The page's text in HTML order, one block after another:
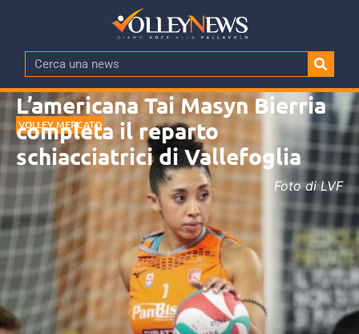
VOLLEY MERCATO
L’americana Tai Masyn Bierria
completa il reparto
schiacciatrici di Vallefoglia
Foto di LVF